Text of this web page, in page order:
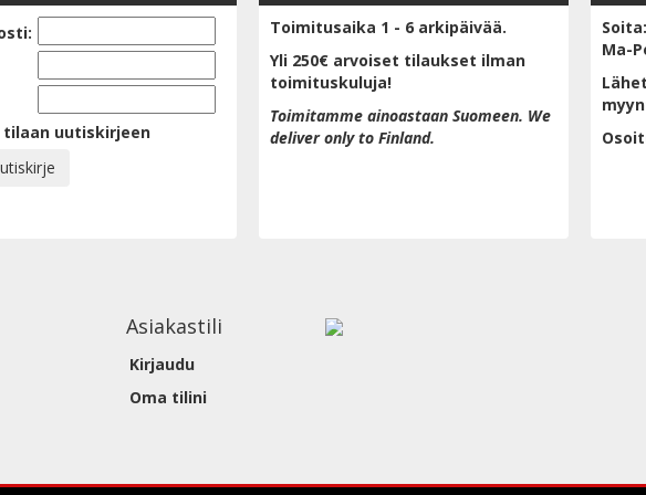
uutiskirjeen
Toimitusaika 1 - 6 arkipäivää.
Yli 250€ arvoiset tilaukset ilman
toimituskuluja!
Toimitamme ainoastaan Suomeen. We
deliver only to Finland.
Ma-
Asiakastili
Kirjaudu
Oma tilini